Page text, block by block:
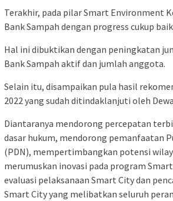
Terakhir, pada pilar Smart Environment
Bank Sampah dengan progress cukup
Hal ini dibuktikan dengan peningkatan
Bank Sampah aktif dan jumlah anggota.
Selain itu, disampaikan pula hasil
2022 yang sudah ditindaklanjuti oleh
Diantaranya mendorong percepatan
dasar hukum, mendorong pemanfaatan
(PDN), mempertimbangkan potensi
merumuskan inovasi pada program
evaluasi pelaksanaan Smart City dan
Smart City yang melibatkan seluruh